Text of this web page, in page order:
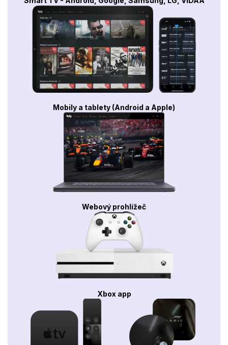
Mobily a tablety (Android a Apple)
Webový prohlížeč
Xbox app